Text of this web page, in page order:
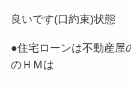
良いです(口約束)状態
●住宅ローンは不動産屋
のＨＭは